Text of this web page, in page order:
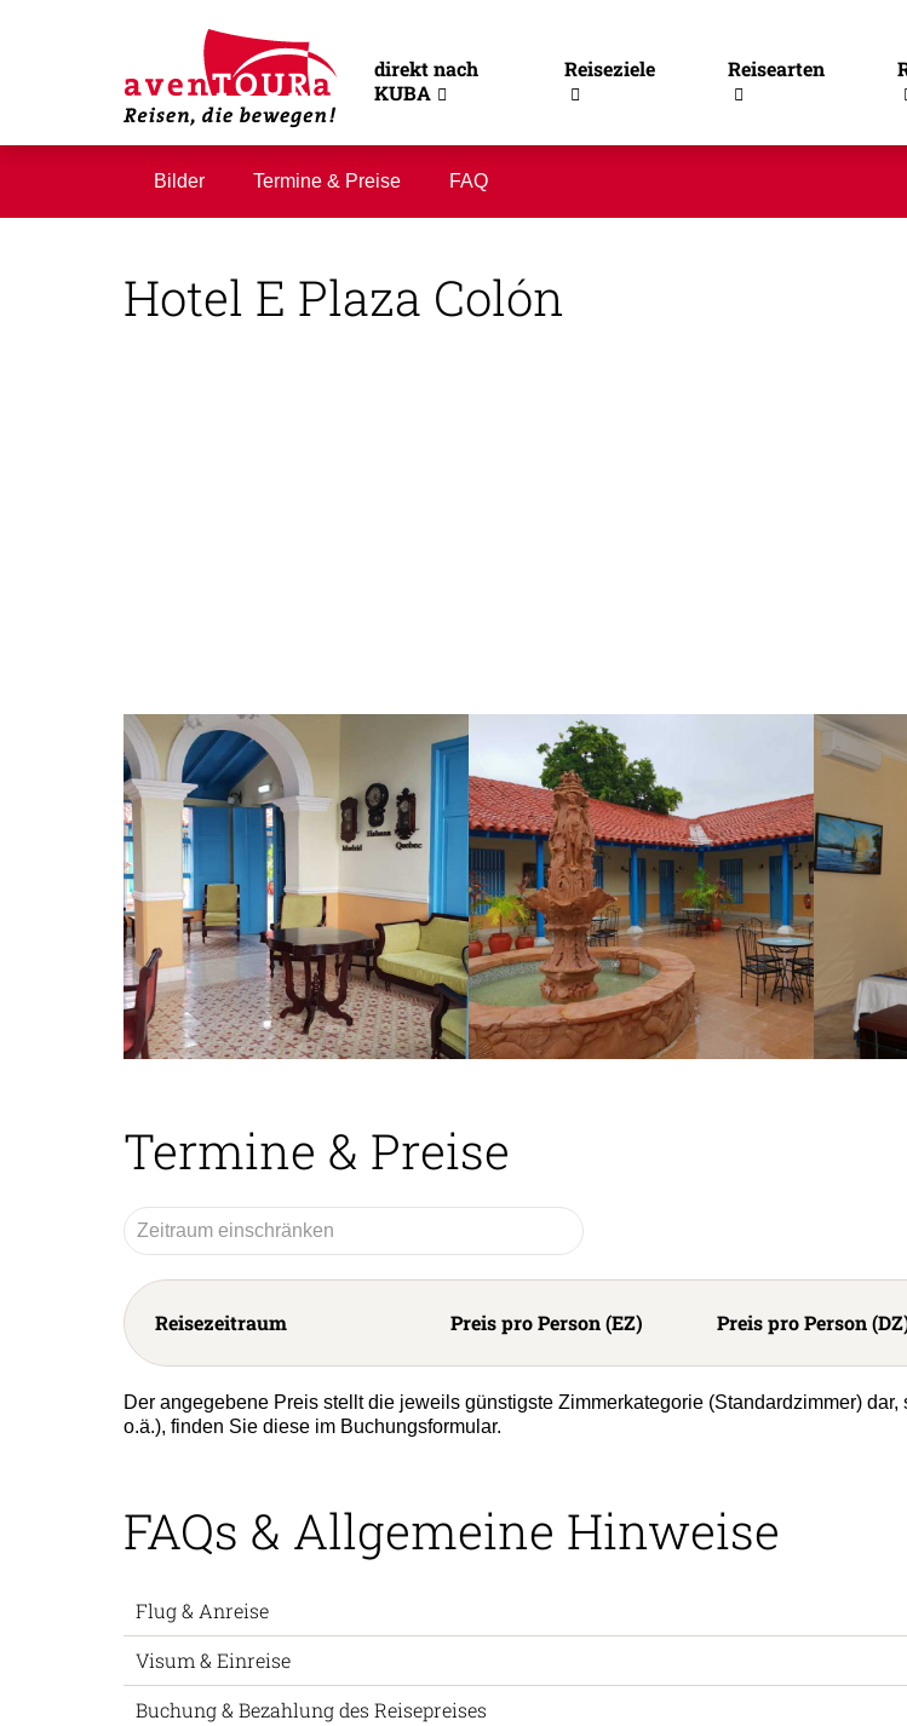
direkt nach
KUBA
Reiseziele Reisearten
Bilder Termine & Preise FAQ
Hotel E Plaza Colón
Termine & Preise
Reisezeitraum Preis pro Person (EZ) Preis pro Person
Der angegebene Preis stellt die jeweils günstigste Zimmerkategorie (Standardzimmer)
o.ä.), finden Sie diese im Buchungsformular.
FAQs & Allgemeine Hinweise
Flug & Anreise
Visum & Einreise
Buchung & Bezahlung des Reisepreises